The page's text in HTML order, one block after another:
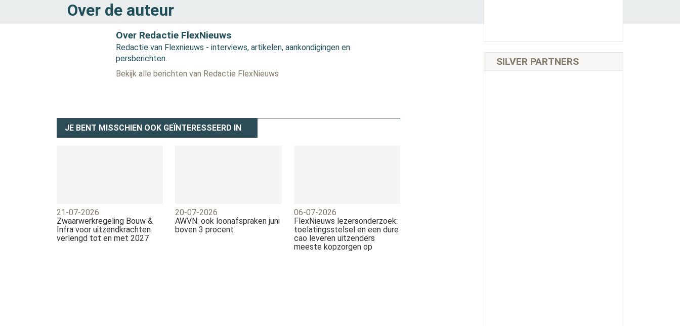
Over de auteur
Over Redactie FlexNieuws
Redactie van Flexnieuws - interviews, artikelen, aankondigingen en
persberichten.
Bekijk alle berichten van Redactie FlexNieuws
JE BENT MISSCHIEN OOK GEÏNTERESSEERD IN
21-07-2026
Zwaarwerkregeling Bouw &
Infra voor uitzendkrachten
verlengd tot en met 2027
20-07-2026
AWVN: ook loonafspraken juni
boven 3 procent
06-07-2026
FlexNieuws lezersonderzoek:
toelatingsstelsel en een dure
cao leveren uitzenders
meeste kopzorgen op
SILVER PARTNERS